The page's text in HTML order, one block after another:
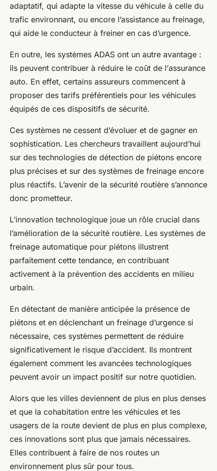
adaptatif, qui adapte la vitesse du véhicule à celle du
trafic environnant, ou encore l’assistance au freinage,
qui aide le conducteur à freiner en cas d’urgence.
En outre, les systèmes ADAS ont un autre avantage :
ils peuvent contribuer à réduire le coût de l’assurance
auto. En effet, certains assureurs commencent à
proposer des tarifs préférentiels pour les véhicules
équipés de ces dispositifs de sécurité.
Ces systèmes ne cessent d’évoluer et de gagner en
sophistication. Les chercheurs travaillent aujourd’hui
sur des technologies de détection de piétons encore
plus précises et sur des systèmes de freinage encore
plus réactifs. L’avenir de la sécurité routière s’annonce
donc prometteur.
L’innovation technologique joue un rôle crucial dans
l’amélioration de la sécurité routière. Les systèmes de
freinage automatique pour piétons illustrent
parfaitement cette tendance, en contribuant
activement à la prévention des accidents en milieu
urbain.
En détectant de manière anticipée la présence de
piétons et en déclenchant un freinage d’urgence si
nécessaire, ces systèmes permettent de réduire
significativement le risque d’accident. Ils montrent
également comment les avancées technologiques
peuvent avoir un impact positif sur notre quotidien.
Alors que les villes deviennent de plus en plus denses
et que la cohabitation entre les véhicules et les
usagers de la route devient de plus en plus complexe,
ces innovations sont plus que jamais nécessaires.
Elles contribuent à faire de nos routes un
environnement plus sûr pour tous.